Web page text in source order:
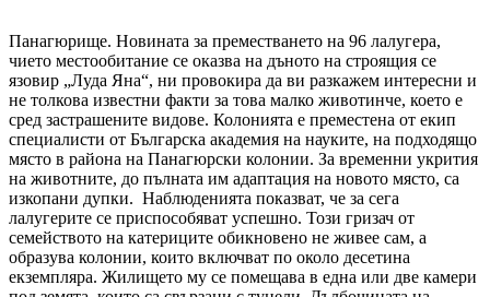
Панагюрище. Новината за преместването на 96 лалугера,
чието местообитание се оказва на дъното на строящия се
язовир „Луда Яна“, ни провокира да ви разкажем интересни и
не толкова известни факти за това малко животинче, което е
сред застрашените видове. Колонията е преместена от екип
специалисти от Българска академия на науките, на подходящо
място в района на Панагюрски колонии. За временни укрития
на животните, до пълната им адаптация на новото място, са
изкопани дупки. Наблюденията показват, че за сега
лалугерите се приспособяват успешно. Този гризач от
семейството на катериците обикновено не живее сам, а
образува колонии, които включват по около десетина
екземпляра. Жилището му се помещава в една или две камери